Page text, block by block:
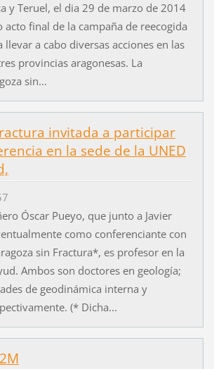
y Teruel, el dia 29 de marzo de 2014
acto final de la campaña de reecogida
llevar a cabo diversas acciones en las
provincias aragonesas. La
sin...
invitada a participar
en la sede de la UNED
Óscar Pueyo, que junto a Javier
como conferenciante con
sin Fractura*, es profesor en la
Ambos son doctores en geología;
de geodinámica interna y
(* Dicha...